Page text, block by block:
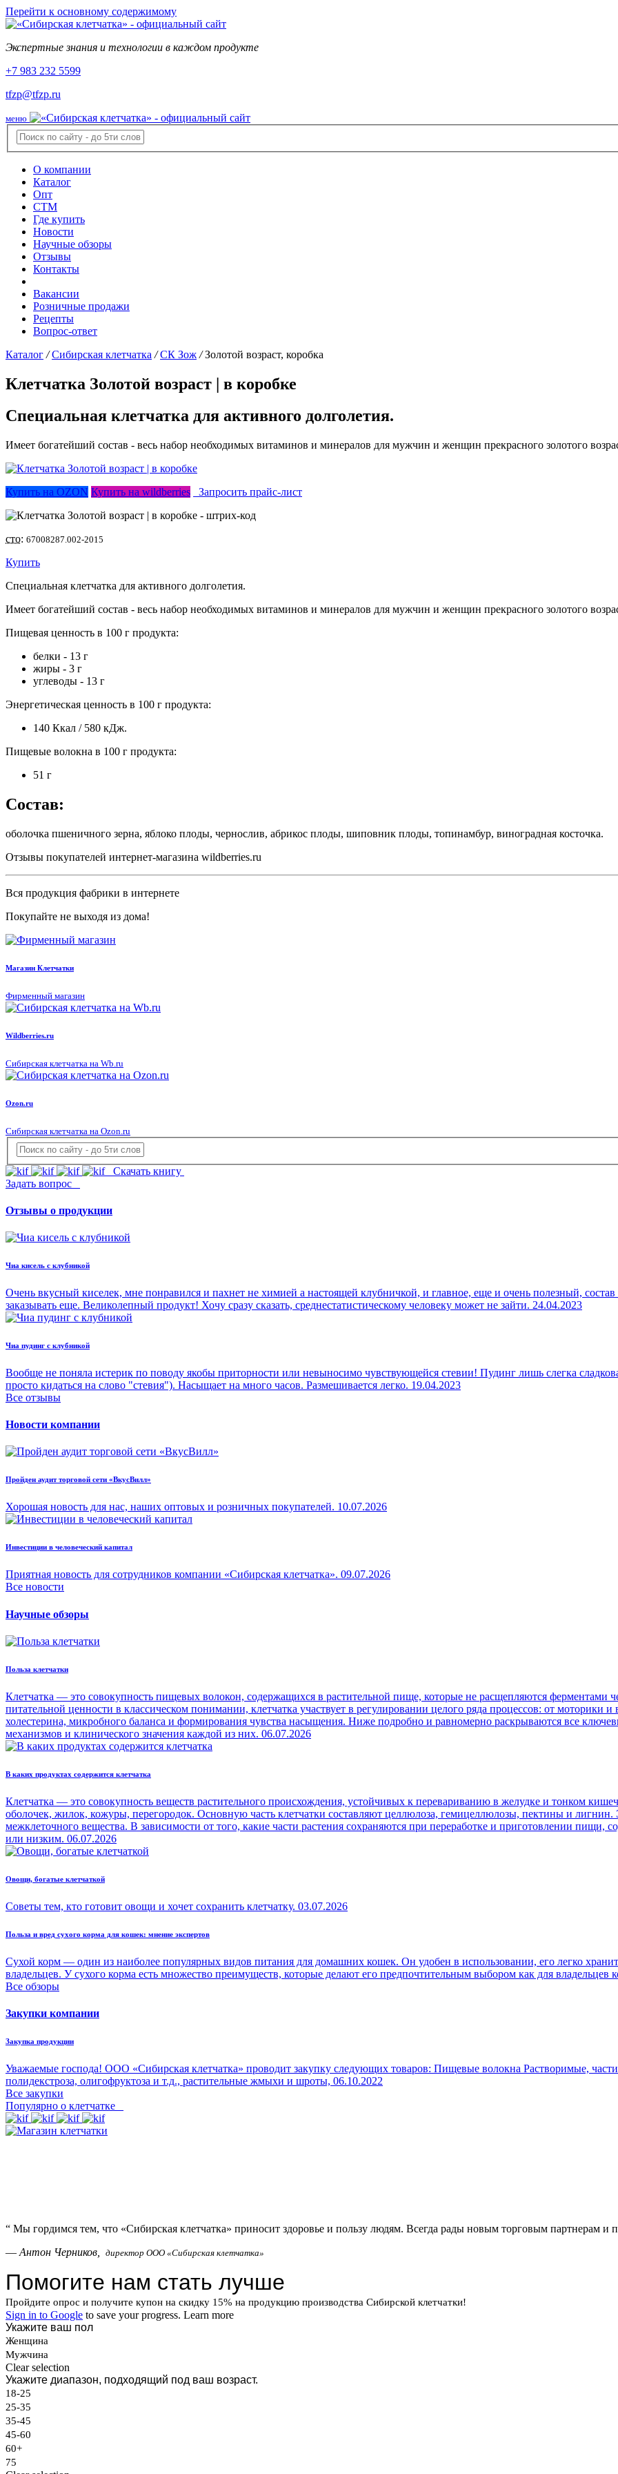
Перейти к основному содержимому
Экспертные знания и технологии в каждом продукте
+7 983 232 5599
tfzp@tfzp.ru
меню
О компании
Каталог
Опт
СТМ
Где купить
Новости
Научные обзоры
Отзывы
Контакты
Вакансии
Розничные продажи
Рецепты
Вопрос-ответ
Каталог / Сибирская клетчатка / СК Зож / Золотой возраст, коробка
Клетчатка Золотой возраст | в коробке
Специальная клетчатка для активного долголетия.
Имеет богатейший состав - весь набор необходимых витаминов и минералов для мужчин и женщин прекрасного золотого
Купить на OZON Купить на wildberries Запросить прайс-лист
сто: 67008287.002-2015
Купить
Специальная клетчатка для активного долголетия.
Имеет богатейший состав - весь набор необходимых витаминов и минералов для мужчин и женщин прекрасного золотого
Пищевая ценность в 100 г продукта:
белки - 13 г
жиры - 3 г
углеводы - 13 г
Энергетическая ценность в 100 г продукта:
140 Ккал / 580 кДж.
Пищевые волокна в 100 г продукта:
51 г
Состав:
оболочка пшеничного зерна, яблоко плоды, чернослив, абрикос плоды, шиповник плоды, топинамбур, виноградная косточка.
Отзывы покупателей интернет-магазина wildberries.ru
Вся продукция фабрики в интернете
Покупайте не выходя из дома!
Магазин Клетчатки
Фирменный магазин
Wildberries.ru
Сибирская клетчатка на Wb.ru
Ozon.ru
Сибирская клетчатка на Ozon.ru
Скачать книгу
Задать вопрос
Отзывы о продукции
Чиа кисель с клубникой
Очень вкусный киселек, мне понравился и пахнет не химией а настоящей клубничкой, и главное, еще и очень полезный,
заказывать еще. Великолепный продукт! Хочу сразу сказать, среднестатистическому человеку может не зайти. 24.04.2023
Чиа пудинг с клубникой
Вообще не поняла истерик по поводу якобы приторности или невыносимо чувствующейся стевии! Пудинг лишь слегка
просто кидаться на слово "стевия"). Насыщает на много часов. Размешивается легко. 19.04.2023
Все отзывы
Новости компании
Пройден аудит торговой сети «ВкусВилл»
Хорошая новость для нас, наших оптовых и розничных покупателей. 10.07.2026
Инвестиции в человеческий капитал
Приятная новость для сотрудников компании «Сибирская клетчатка». 09.07.2026
Все новости
Научные обзоры
Польза клетчатки
Клетчатка — это совокупность пищевых волокон, содержащихся в растительной пище, которые не расщепляются ферментами
питательной ценности в классическом понимании, клетчатка участвует в регулировании целого ряда процессов: от моторики
холестерина, микробного баланса и формирования чувства насыщения. Ниже подробно и равномерно раскрываются все
механизмов и клинического значения каждой из них. 06.07.2026
В каких продуктах содержится клетчатка
Клетчатка — это совокупность веществ растительного происхождения, устойчивых к перевариванию в желудке и тонком
оболочек, жилок, кожуры, перегородок. Основную часть клетчатки составляют целлюлоза, гемицеллюлозы, пектины и лигнин.
межклеточного вещества. В зависимости от того, какие части растения сохраняются при переработке и приготовлении пищи,
или низким. 06.07.2026
Овощи, богатые клетчаткой
Советы тем, кто готовит овощи и хочет сохранить клетчатку. 03.07.2026
Польза и вред сухого корма для кошек: мнение экспертов
Сухой корм — один из наиболее популярных видов питания для домашних кошек. Он удобен в использовании, его легко
владельцев. У сухого корма есть множество преимуществ, которые делают его предпочтительным выбором как для владельцев
Все обзоры
Закупки компании
Закупка продукции
Уважаемые господа! ООО «Сибирская клетчатка» проводит закупку следующих товаров: Пищевые волокна Растворимые,
полидекстроза, олигофруктоза и т.д., растительные жмыхи и шроты, 06.10.2022
Все закупки
Популярно о клетчатке
“ Мы гордимся тем, что «Сибирская клетчатка» приносит здоровье и пользу людям. Всегда рады новым торговым партнерам и
— Антон Черников, директор ООО «Сибирская клетчатка»